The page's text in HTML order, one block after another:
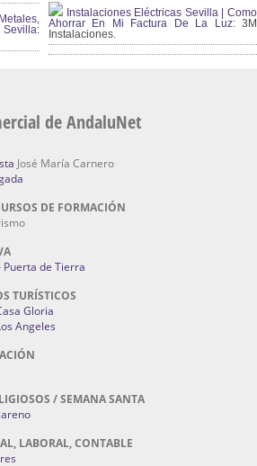
Instalaciones Eléctricas Sevilla | Como
Ahorrar En Mi Factura De La Luz:3M
Instalaciones.
de AndaluNet
José María Carnero
DE FORMACIÓN
Puerta de Tierra
TURÍSTICOS
Gloria
Angeles
/ SEMANA SANTA
LABORAL, CONTABLE